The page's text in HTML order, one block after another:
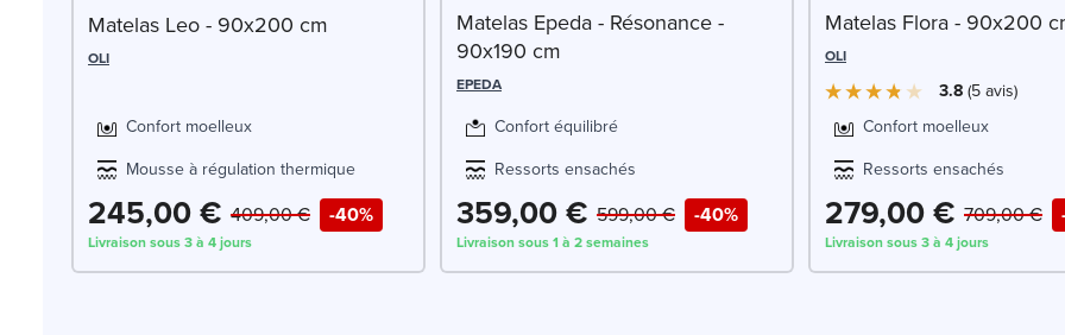
Matelas Leo - 90x200 cm
OLI
Confort moelleux
Mousse à régulation thermique
245,00 € -40%
409,00 €
Livraison sous 3 à 4 jours
Matelas Epeda - Résonance -
90x190 cm
EPEDA
Confort équilibré
Ressorts ensachés
359,00 € -40%
599,00 €
Livraison sous 1 à 2 semaines
Matelas Flora - 90x200
OLI
3.8 5avis
Confort moelleux
Ressorts ensachés
279,00 € 709,00 €
Livraison sous 3 à 4 jours